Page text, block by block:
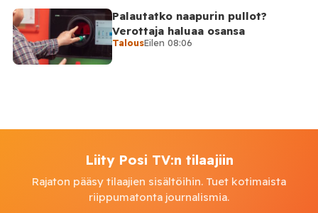
Palautatko naapurin pullot?
Verottaja haluaa osansa
TalousEilen 08:06
Liity Posi TV:n tilaajiin
Rajaton pääsy tilaajien sisältöihin. Tuet kotimaista
riippumatonta journalismia.